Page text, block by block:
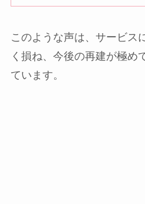
このような声は、サービス
く損ね、今後の再建が極め
ています。